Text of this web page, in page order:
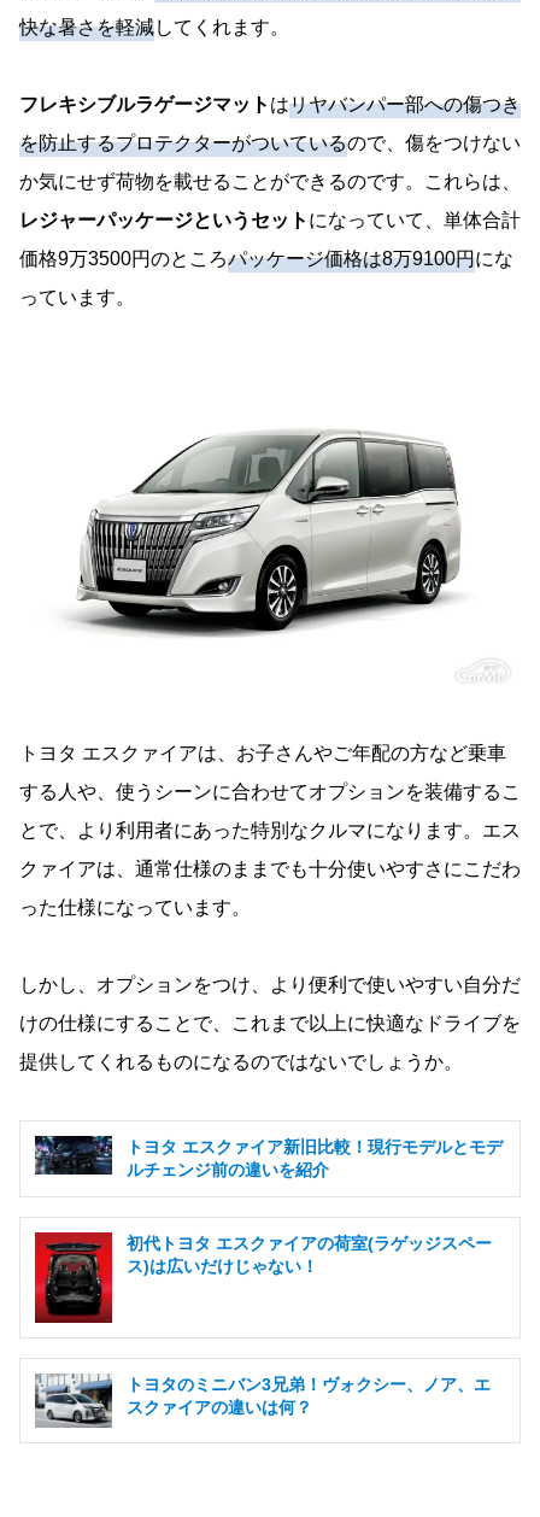
快な暑さを軽減してくれます。
フレキシブルラゲージマット はリヤバンパー部への傷つき
を防止するプロテクターがついているので、傷をつけない
か気にせず荷物を載せることができるのです。これらは、
レジャーパッケージというセット になっていて、単体合計
価格9万3500円のところパッケージ価格は8万9100円にな
っています。
トヨタ エスクァイアは、お子さんやご年配の方など乗車
する人や、使うシーンに合わせてオプションを装備するこ
とで、より利用者にあった特別なクルマになります。エス
クァイアは、通常仕様のままでも十分使いやすさにこだわ
った仕様になっています。
しかし、オプションをつけ、より便利で使いやすい自分だ
けの仕様にすることで、これまで以上に快適なドライブを
提供してくれるものになるのではないでしょうか。
トヨタ エスクァイア新旧比較！現行モデルとモデ
ルチェンジ前の違いを紹介
初代トヨタ エスクァイアの荷室(ラゲッジスペー
ス)は広いだけじゃない！
トヨタのミニバン3兄弟！ヴォクシー、ノア、エ
スクァイアの違いは何？